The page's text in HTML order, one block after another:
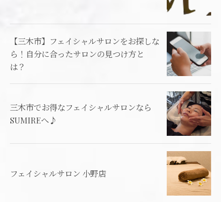
【三木市】フェイシャルサロンをお探しな
ら！自分に合ったサロンの見つけ方と
は？
三木市でお得なフェイシャルサロンなら
SUMIREへ♪
フェイシャルサロン 小野店